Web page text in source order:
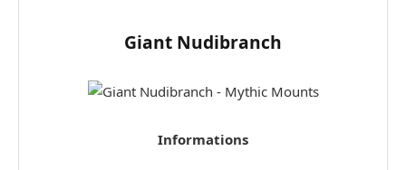
Giant Nudibranch
Informations